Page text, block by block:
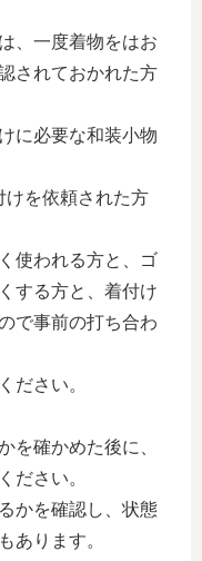
、一度着物をはお
されておかれた方
に必要な和装小物
を依頼された方
使われる方と、ゴ
する方と、着付け
で事前の打ち合わ
ださい。
を確かめた後に、
ださい。
かを確認し、状態
あります。